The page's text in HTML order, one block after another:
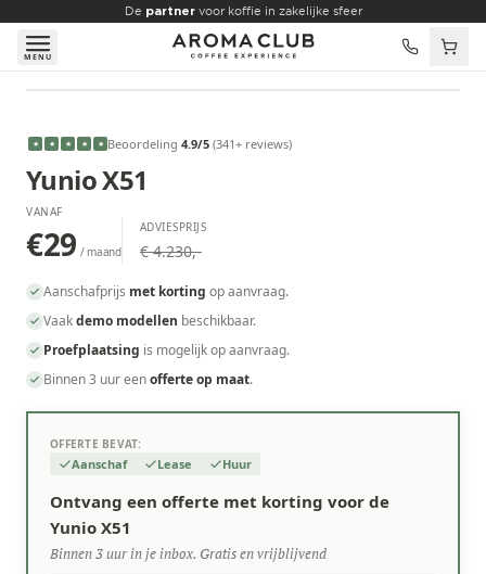
Skip to main content
De partnervoor koffie in zakelijke sfeer
MENU
€29 /maand
★ ★ ★ ★ ★ Beoordeling 4.9/5 (341+ reviews)
Yunio X51
VANAF
€29 / maand
ADVIESPRIJS
€ 4.230,-
Aanschafprijs met korting op aanvraag.
Vaakdemo modellen beschikbaar.
Proefplaatsing is mogelijk op aanvraag.
Binnen 3 uur eenofferte op maat.
OFFERTE BEVAT:
Aanschaf Lease Huur
Ontvang een offerte met korting voor de
Yunio X51
Binnen 3 uur in je inbox. Gratis en vrijblijvend